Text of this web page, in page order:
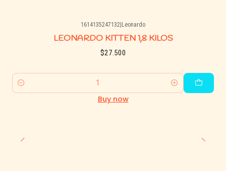
1614135247132 Leonardo
LEONARDO KITTEN 1,8 KILOS
$27.500
Quantity
Buy now